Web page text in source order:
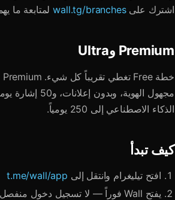
اشترك علىwall.tg/branchesلمتابعة ما
Premium وUltra
الذكاء الاصطناعي إلى 250 يومياً.
كيف تبدأ
افتح تيليغرام وانتقل إلى t.me/wall/app
يفتح Wall فوراً — لا تسجيل دخول منفصل